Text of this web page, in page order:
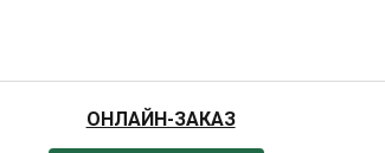
ОНЛАЙН-ЗАКАЗ